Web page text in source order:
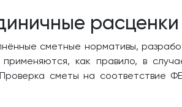
сметные нормативы,
применяются, как правило, в
сметы на соответствие